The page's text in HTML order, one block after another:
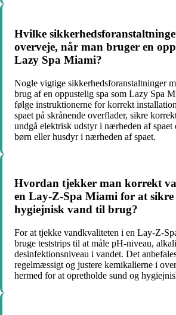
Hvilke
overveje, når man bruger en
Lazy Spa Miami?
Nogle vigtige sikkerhedsforanstaltninger
brug af en oppustelig spa som Lazy Spa
følge instruktionerne for korrekt
spaet på skrånende overflader, sikre
undgå elektrisk udstyr i nærheden af spaet
børn eller husdyr i nærheden af spaet.
Hvordan tjekker man korrekt
en Lay-Z-Spa Miami for at sikre
hygiejnisk vand til brug?
For at tjekke vandkvaliteten i en Lay-Z-
bruge teststrips til at måle pH-niveau,
desinfektionsniveau i vandet. Det
regelmæssigt og justere kemikalierne i
hermed for at opretholde sund og